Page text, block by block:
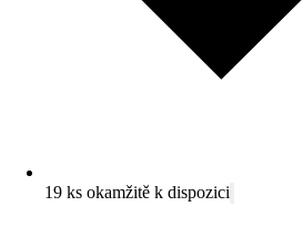
19 ks okamžitě k dispozici